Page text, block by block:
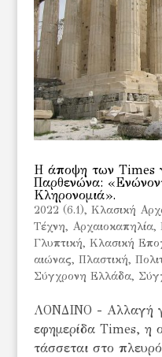
Η άποψη των Times
Παρθενώνα:
Κληρονομιά».
2022 (6.1), Kλασική
Τέχνη, Αρχαιοκαπηλία,
Γλυπτική, Κλασική
αιώνας, Πλαστική,
Σύγχρονη Ελλάδα,
ΛΟΝΔΙΝΟ - Αλλαγή
εφημερίδα Times, η
τάσσεται στο